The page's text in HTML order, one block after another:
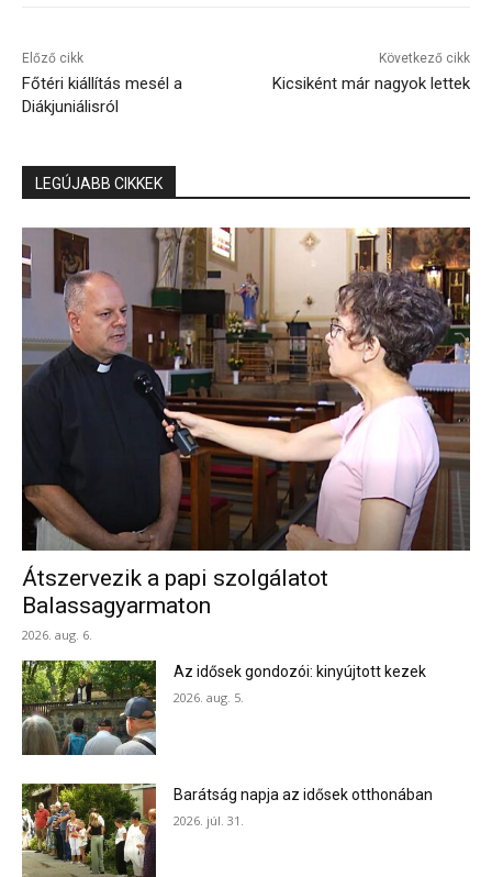
Előző cikk
Főtéri kiállítás mesél a
Diákjuniálisról
Következő cikk
Kicsiként már nagyok lettek
LEGÚJABB CIKKEK
Átszervezik a papi szolgálatot
Balassagyarmaton
2026. aug. 6.
Az idősek gondozói: kinyújtott kezek
2026. aug. 5.
Barátság napja az idősek otthonában
2026. júl. 31.